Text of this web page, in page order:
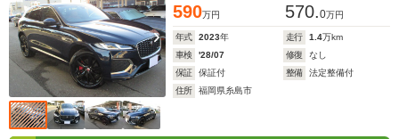
590万円 570.0万円
年式 2023年 走行 1.4万km
車検
'28/07 修復
なし
保証
保証付 整備
法定整備付
住所
福岡県糸島市